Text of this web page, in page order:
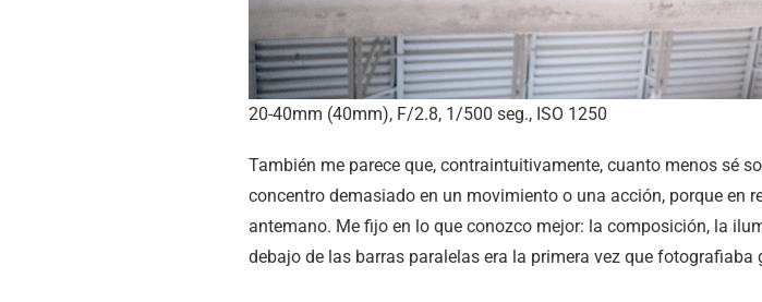
20-40mm (40mm), F/2.8, 1/500 seg., ISO 1250
También me parece que, contraintuitivamente, cuanto menos sé
concentro demasiado en un movimiento o una acción, porque en
antemano. Me fijo en lo que conozco mejor: la composición, la
debajo de las barras paralelas era la primera vez que fotografiaba